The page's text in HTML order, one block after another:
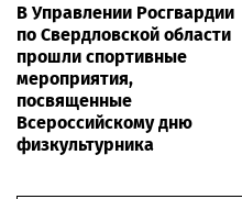
В Управлении Росгвардии
по Свердловской области
прошли спортивные
мероприятия,
посвященные
Всероссийскому дню
физкультурника